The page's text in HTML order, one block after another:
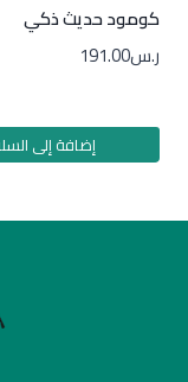
كومود حديث ذكي
ر.س191.00
إضافة إلى